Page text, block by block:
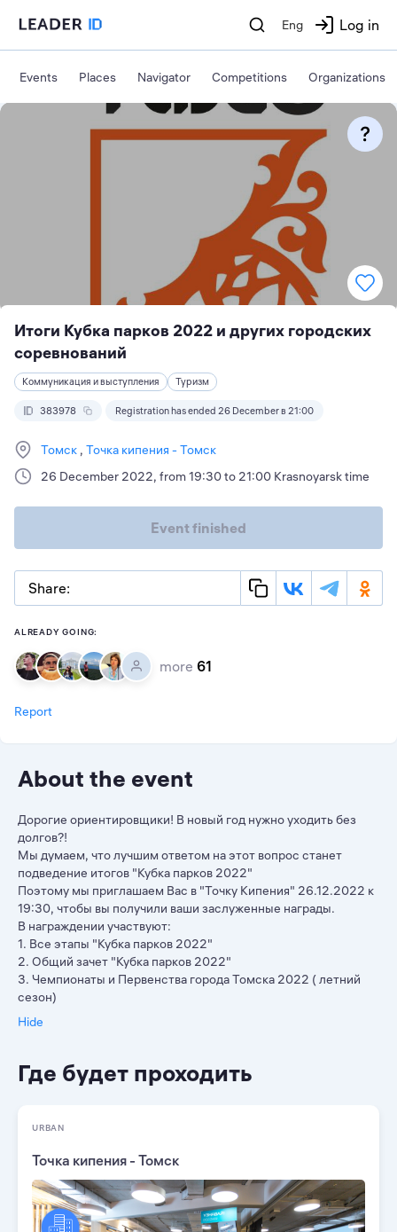
Eng Log in
Events Places Navigator Competitions Organizations
Итоги Кубка парков 2022 и других городских
соревнований
Коммуникация и выступления Туризм
383978 Registration has ended 26 December в 21:00
Томск Точка кипения - Томск
26 December 2022, from 19:30 to 21:00 Krasnoyarsk time
Event finished
Share:
ALREADY GOING:
more 61
Report
About the event
Дорогие ориентировщики! В новый год нужно уходить без
долгов?!
Мы думаем, что лучшим ответом на этот вопрос станет
подведение итогов "Кубка парков 2022"
Поэтому мы приглашаем Вас в "Точку Кипения" 26.12.2022 к
19:30, чтобы вы получили ваши заслуженные награды.
В награждении участвуют:
1. Все этапы "Кубка парков 2022"
2. Общий зачет "Кубка парков 2022"
3. Чемпионаты и Первенства города Томска 2022 ( летний
сезон)
Hide
Где будет проходить
URBAN
Точка кипения - Томск